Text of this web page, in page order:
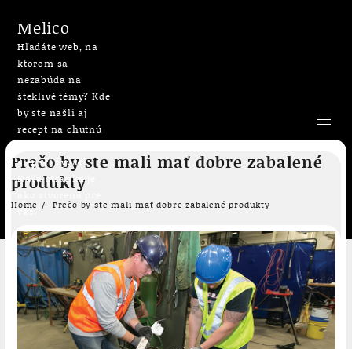
Skip
content
Melico
Hľadáte web, na
ktorom sa
nezabúda na
šteklivé témy? Kde
by ste našli aj
recept na chutnú
slepačí vývar?
Naša stránka je
ako stvorená pre
vás.
Prečo by ste mali mať dobre zabalené
produkty
Home Prečo by ste mali mať dobre zabalené produkty